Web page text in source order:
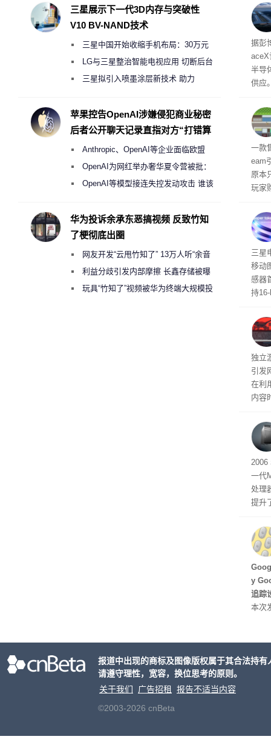
电
据彭
aceX
半导
供应
开
取“
的
全
一款
eam
原本
玩家
入
传
三星
移动
感器
持
文
独立
引发
在利
内容
有
2006
一代
处理
提升
型
ss
y
追踪
本次
摩托
三星展示下一代3D内存与突破性
V10 BV-NAND技术
三星中国开始收缩手机布局：30万元
月销售额不达标门店 将被逐步清退
LG与三星整治智能电视应用 切断后台
偷偷共享带宽的违规行为
三星拟引入喷墨涂层新技术 助力
度
苹果控告OpenAI涉嫌侵犯商业秘密
后者公开聊天记录直指对方“打错算
Anthropic、OpenAI等企业面临欧盟
《人工智能法案》全新执法权限审查
OpenAI为网红举办奢华夏令营被批：
2000美元一晚 遭讽“反乌托邦”
OpenAI等模型接连失控发动攻击 谁该
华为投诉余承东恶搞视频 反致竹知
了梗彻底出圈
网友开发“云甩竹知了” 13万人听“余音
绕梁”利益分歧引发内部摩擦 长鑫存储被曝
曾将华为驻场工程师驱逐出研发基地
玩具“竹知了”视频被华为终端大规模投
报道中出现的商标及图像版权属于其合法持
请遵守理性，宽容，换位思考的原则。
关于我们
广告招租
报告不适当内容
©2003-2026 cnBeta